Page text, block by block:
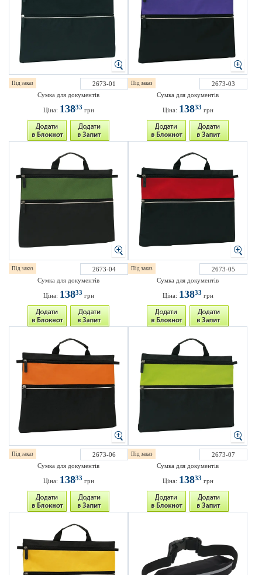
Під заказ
2673-01
Сумка для документів
Ціна: 13833 грн
Під заказ
2673-03
Сумка для документів
Ціна: 13833 грн
Під заказ
2673-04
Сумка для документів
Ціна: 13833 грн
Під заказ
2673-05
Сумка для документів
Ціна: 13833 грн
Під заказ
2673-06
Сумка для документів
Ціна: 13833 грн
Під заказ
2673-07
Сумка для документів
Ціна: 13833 грн